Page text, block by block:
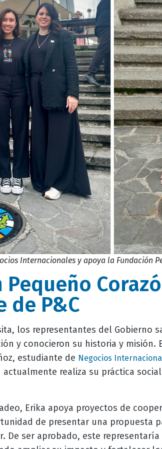
Internacionales y apoya la Fundación
Pequeño
de P&C
los representantes del Gobierno
y conocieron su historia y misión.
estudiante de Negocios
actualmente realiza su práctica
Erika apoya proyectos de
de presentar una propuesta
De ser aprobado, este